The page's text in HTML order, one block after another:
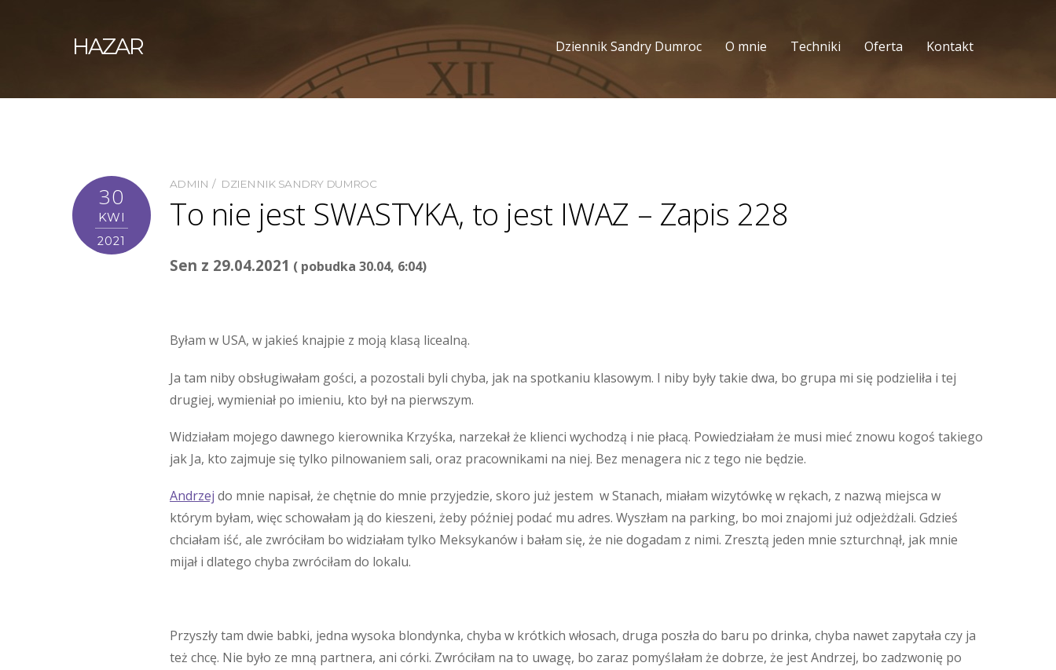
HAZAR Dziennik Sandry Dumroc O mnie Techniki Oferta Kontakt
30
KWI
2021
ADMIN DZIENNIK SANDRY DUMROC
To nie jest SWASTYKA, to jest IWAZ – Zapis 228
Sen z 29.04.2021 ( pobudka 30.04, 6:04)
Byłam w USA, w jakieś knajpie z moją klasą licealną.
Ja tam niby obsługiwałam gości, a pozostali byli chyba, jak na spotkaniu klasowym. I niby były takie dwa, bo grupa mi się podzieliła i tej
drugiej, wymieniał po imieniu, kto był na pierwszym.
Widziałam mojego dawnego kierownika Krzyśka, narzekał że klienci wychodzą i nie płacą. Powiedziałam że musi mieć znowu kogoś takiego
jak Ja, kto zajmuje się tylko pilnowaniem sali, oraz pracownikami na niej. Bez menagera nic z tego nie będzie.
Andrzej do mnie napisał, że chętnie do mnie przyjedzie, skoro już jestem w Stanach, miałam wizytówkę w rękach, z nazwą miejsca w
którym byłam, więc schowałam ją do kieszeni, żeby później podać mu adres. Wyszłam na parking, bo moi znajomi już odjeżdżali. Gdzieś
chciałam iść, ale zwróciłam bo widziałam tylko Meksykanów i bałam się, że nie dogadam z nimi. Zresztą jeden mnie szturchnął, jak mnie
mijał i dlatego chyba zwróciłam do lokalu.
Przyszły tam dwie babki, jedna wysoka blondynka, chyba w krótkich włosach, druga poszła do baru po drinka, chyba nawet zapytała czy ja
też chcę. Nie było ze mną partnera, ani córki. Zwróciłam na to uwagę, bo zaraz pomyślałam że dobrze, że jest Andrzej, bo zadzwonię po